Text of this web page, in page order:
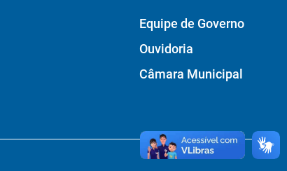
Equipe de Governo
Ouvidoria
Câmara Municipal